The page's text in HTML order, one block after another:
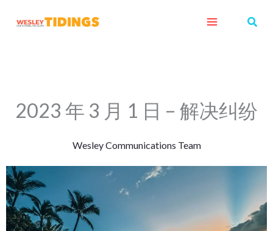
2023 年 3 月 1 日 – 解决纠纷
Wesley Communications Team